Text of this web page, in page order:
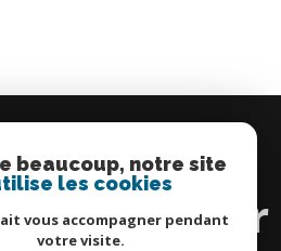
Se
connecter
beaucoup, notre site
les cookies
vous accompagner pendant
votre visite.